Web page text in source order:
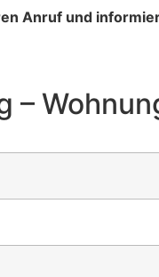
Anruf und
–